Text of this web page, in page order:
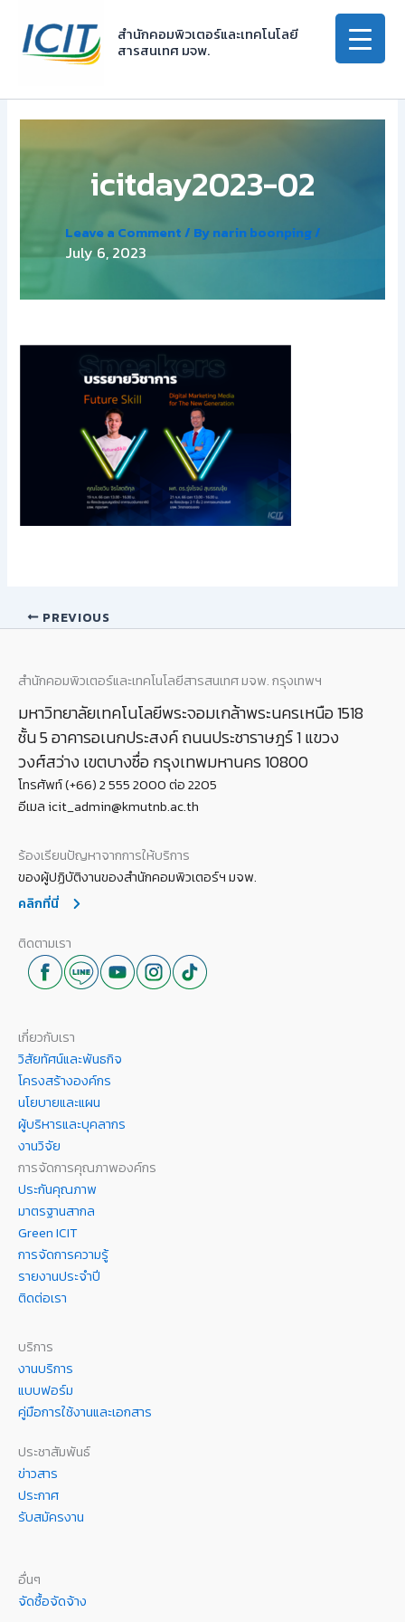
content
สำนักคอมพิวเตอร์และเทคโนโลยี
สารสนเทศ มจพ.
icitday2023-02
Leave a Comment / Bynarin boonping/
July 6, 2023
PREVIOUS
สำนักคอมพิวเตอร์และเทคโนโลยีสารสนเทศ มจพ. กรุงเทพฯ
มหาวิทยาลัยเทคโนโลยีพระจอมเกล้าพระนครเหนือ 1518
ชั้น 5 อาคารอเนกประสงค์ ถนนประชาราษฎร์ 1 แขวง
วงศ์สว่าง เขตบางซื่อ กรุงเทพมหานคร 10800
โทรศัพท์ (+66) 2 555 2000 ต่อ 2205
อีเมล icit_admin@kmutnb.ac.th
ร้องเรียนปัญหาจากการให้บริการ
ของผู้ปฏิบัติงานของสำนักคอมพิวเตอร์ฯ มจพ.
คลิกที่นี่
ติดตามเรา
เกี่ยวกับเรา
วิสัยทัศน์และพันธกิจ
โครงสร้างองค์กร
นโยบายและแผน
ผู้บริหารและบุคลากร
งานวิจัย
การจัดการคุณภาพองค์กร
ประกันคุณภาพ
มาตรฐานสากล
Green ICIT
การจัดการความรู้
รายงานประจำปี
ติดต่อเรา
บริการ
งานบริการ
แบบฟอร์ม
คู่มือการใช้งานและเอกสาร
ประชาสัมพันธ์
ข่าวสาร
ประกาศ
รับสมัครงาน
อื่นๆ
จัดซื้อจัดจ้าง